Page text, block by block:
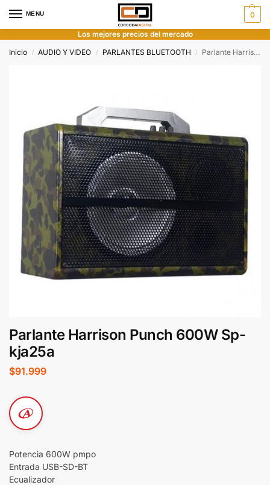
MENU 0
Los mejores precios del mercado
Inicio
/ AUDIO Y VIDEO / PARLANTES BLUETOOTH / Parlante Harrison Punch 600W Sp-kja25a
Parlante Harrison Punch 600W Sp-
kja25a
$91.999
Potencia 600W pmpo
Entrada USB-SD-BT
Ecualizador